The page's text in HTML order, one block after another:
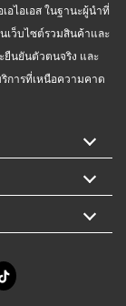
อไอเอส ในฐานะผู้นำที่
ว็บไซต์รวมสินค้าและ
ยืนยันตัวตนจริง และ
การที่เหนือความคาด